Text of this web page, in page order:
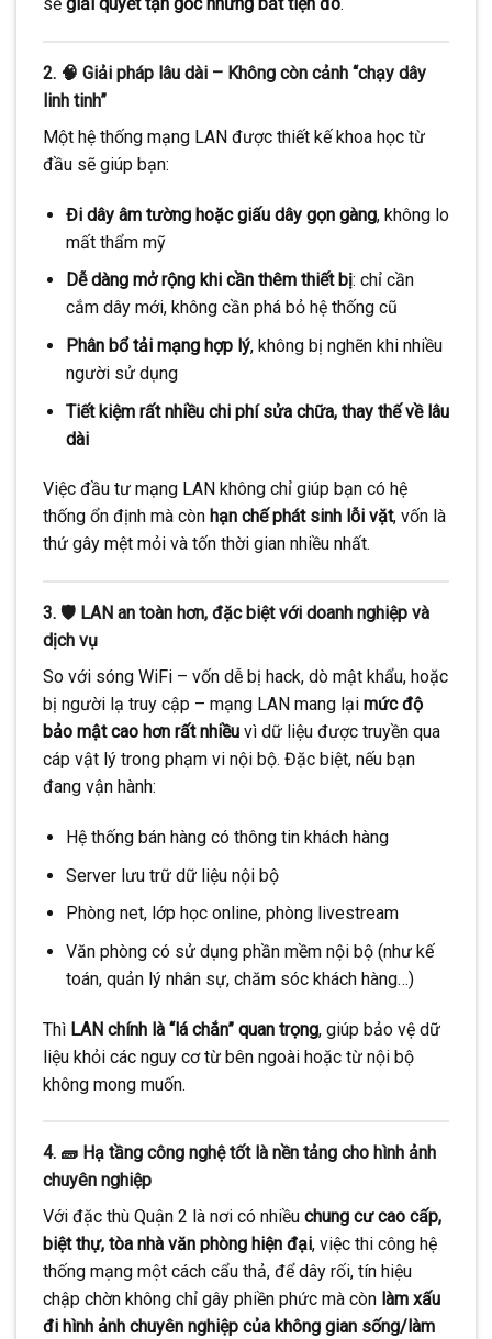
2. 🧠 Giải pháp lâu dài – Không còn cảnh “chạy dây
linh tinh”
Một hệ thống mạng LAN được thiết kế khoa học từ
đầu sẽ giúp bạn:
Đi dây âm tường hoặc giấu dây gọn gàng, không lo
mất thẩm mỹ
Dễ dàng mở rộng khi cần thêm thiết bị: chỉ cần
cắm dây mới, không cần phá bỏ hệ thống cũ
Phân bổ tải mạng hợp lý, không bị nghẽn khi nhiều
người sử dụng
Tiết kiệm rất nhiều chi phí sửa chữa, thay thế về lâu
dài
Việc đầu tư mạng LAN không chỉ giúp bạn có hệ
thống ổn định mà còn hạn chế phát sinh lỗi vặt, vốn là
thứ gây mệt mỏi và tốn thời gian nhiều nhất.
3. 🛡️ LAN an toàn hơn, đặc biệt với doanh nghiệp và
dịch vụ
So với sóng WiFi – vốn dễ bị hack, dò mật khẩu, hoặc
bị người lạ truy cập – mạng LAN mang lại mức độ
bảo mật cao hơn rất nhiều vì dữ liệu được truyền qua
cáp vật lý trong phạm vi nội bộ. Đặc biệt, nếu bạn
đang vận hành:
Hệ thống bán hàng có thông tin khách hàng
Server lưu trữ dữ liệu nội bộ
Phòng net, lớp học online, phòng livestream
Văn phòng có sử dụng phần mềm nội bộ (như kế
toán, quản lý nhân sự, chăm sóc khách hàng…)
Thì LAN chính là “lá chắn” quan trọng, giúp bảo vệ dữ
liệu khỏi các nguy cơ từ bên ngoài hoặc từ nội bộ
không mong muốn.
4. 🧱 Hạ tầng công nghệ tốt là nền tảng cho hình ảnh
chuyên nghiệp
Với đặc thù Quận 2 là nơi có nhiều chung cư cao cấp,
biệt thự, tòa nhà văn phòng hiện đại, việc thi công hệ
thống mạng một cách cẩu thả, để dây rối, tín hiệu
chập chờn không chỉ gây phiền phức mà còn làm xấu
đi hình ảnh chuyên nghiệp của không gian sống/làm